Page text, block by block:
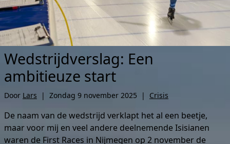
Wedstrijdverslag: Een
ambitieuze start
Door Lars | Zondag 9 november 2025 | Crisis
De naam van de wedstrijd verklapt het al een beetje,
maar voor mij en veel andere deelnemende Isisianen
waren de First Races in Nijmegen op 2 november de